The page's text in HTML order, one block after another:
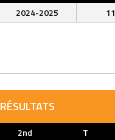
2024-2025 11
RÉSULTATS
2nd T